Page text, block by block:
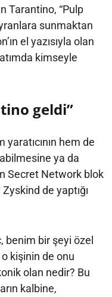
Tarantino, “Pulp
sunmaktan
el yazısıyla olan
kimseyle
geldi”
hem de
ya da
Secret Network blok
de yaptığı
benim bir şeyi özel
kişinin de onu
olan nedir? Bu
kalbine,